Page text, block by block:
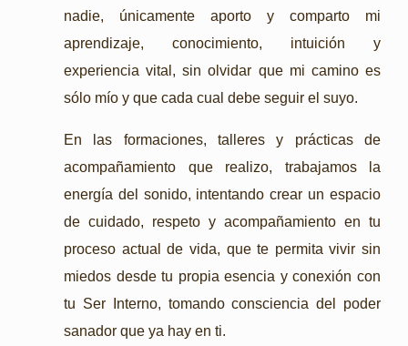
nadie, únicamente aporto y comparto mi
aprendizaje, conocimiento, intuición y
experiencia vital, sin olvidar que mi camino es
sólo mío y que cada cual debe seguir el suyo.
En las formaciones, talleres y prácticas de
acompañamiento que realizo, trabajamos la
energía del sonido, intentando crear un espacio
de cuidado, respeto y acompañamiento en tu
proceso actual de vida, que te permita vivir sin
miedos desde tu propia esencia y conexión con
tu Ser Interno, tomando consciencia del poder
sanador que ya hay en ti.